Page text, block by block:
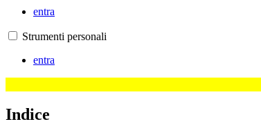
entra
Strumenti personali
entra
Indice